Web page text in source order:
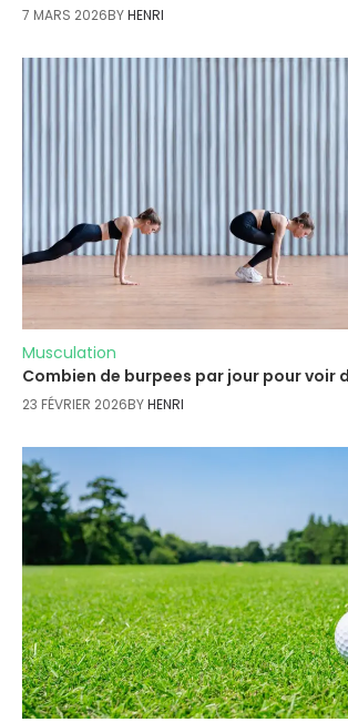
7 MARS 2026BYHENRI
Musculation
Combien de burpees par jour pour voir
23 FÉVRIER 2026BYHENRI